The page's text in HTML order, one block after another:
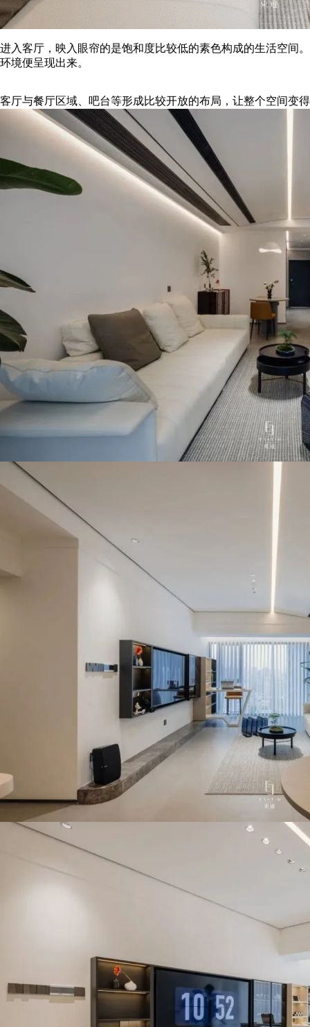
进入客厅，映入眼帘的是饱和度比较低的素色构成的生活空间
环境便呈现出来。
客厅与餐厅区域、吧台等形成比较开放的布局，让整个空间变